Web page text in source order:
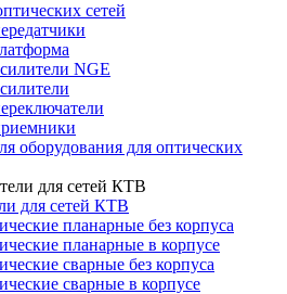
сетей
NGE
оборудования для оптических
для сетей КТВ
планарные без корпуса
планарные в корпусе
сварные без корпуса
сварные в корпусе